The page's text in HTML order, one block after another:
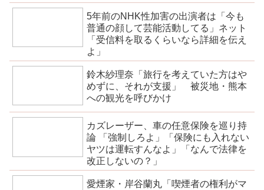
5年前のNHK性加害の出演者は「今も
普通の顔して芸能活動してる」ネット
「受信料を取るくらいなら詳細を伝え
よ」
鈴木紗理奈「旅行を考えていた方はや
めずに、それが支援」 被災地・熊本
への観光を呼びかけ
カズレーザー、車の任意保険を巡り持
論 「強制しろよ」「保険にも入れない
ヤツは運転すんなよ」「なんで法律を
改正しないの？」
愛煙家・岸谷蘭丸「喫煙者の権利がマ